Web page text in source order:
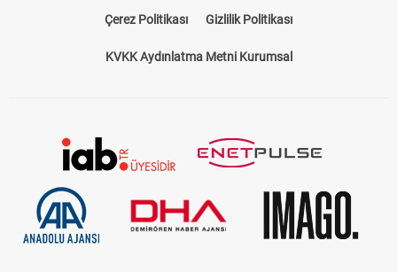
Çerez Politikası Gizlilik Politikası
KVKK Aydınlatma Metni Kurumsal